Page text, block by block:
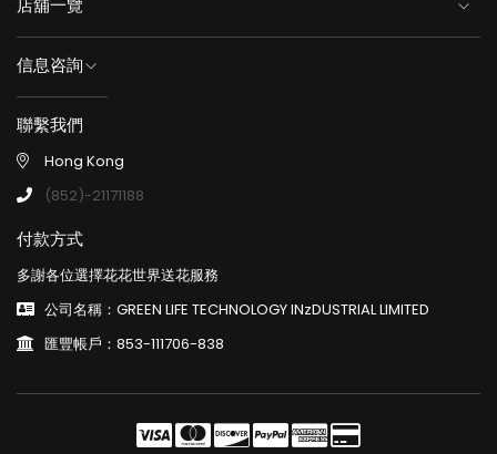
信息咨詢
聯繫我們
Hong Kong
(852)-21171188
付款方式
多謝各位選擇花花世界送花服務
公司名稱：GREEN LIFE TECHNOLOGY INzDUSTRIAL LIMITED
匯豐帳戶：853-111706-838